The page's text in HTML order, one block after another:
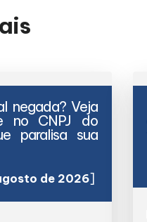
negada? Veja
no CNPJ do
paralisa sua
de 2026]